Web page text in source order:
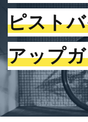
ピスト
アップ